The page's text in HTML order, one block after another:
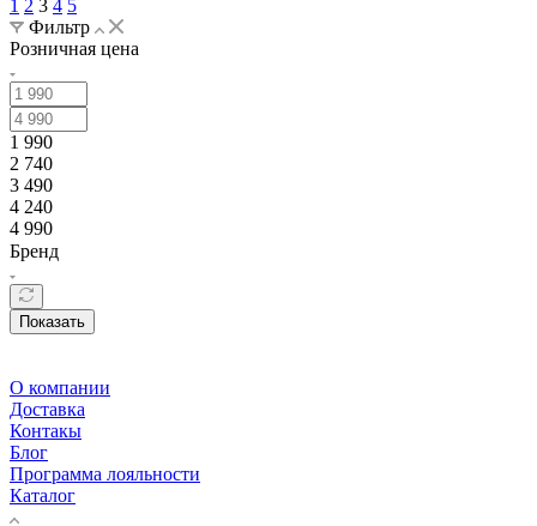
1 2 3 4 5
Фильтр
Розничная цена
1 990
2 740
3 490
4 240
4 990
Бренд
Показать
О компании
Доставка
Контакы
Блог
Программа лояльности
Каталог